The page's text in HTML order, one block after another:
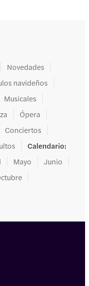
Novedades
navideños
Musicales
Ópera
Conciertos
Calendario:
Mayo
Junio